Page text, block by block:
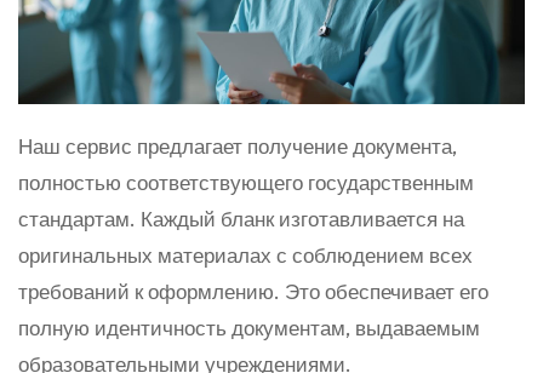
Наш сервис предлагает получение документа,
полностью соответствующего государственным
стандартам. Каждый бланк изготавливается на
оригинальных материалах с соблюдением всех
требований к оформлению. Это обеспечивает его
полную идентичность документам, выдаваемым
образовательными учреждениями.